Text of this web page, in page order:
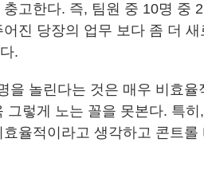
고한다. 즉, 팀원 중 10명 중
진 당장의 업무 보다 좀 더
.
을 놀린다는 것은 매우 비효율
그렇게 노는 꼴을 못본다. 특
율적이라고 생각하고 콘트롤